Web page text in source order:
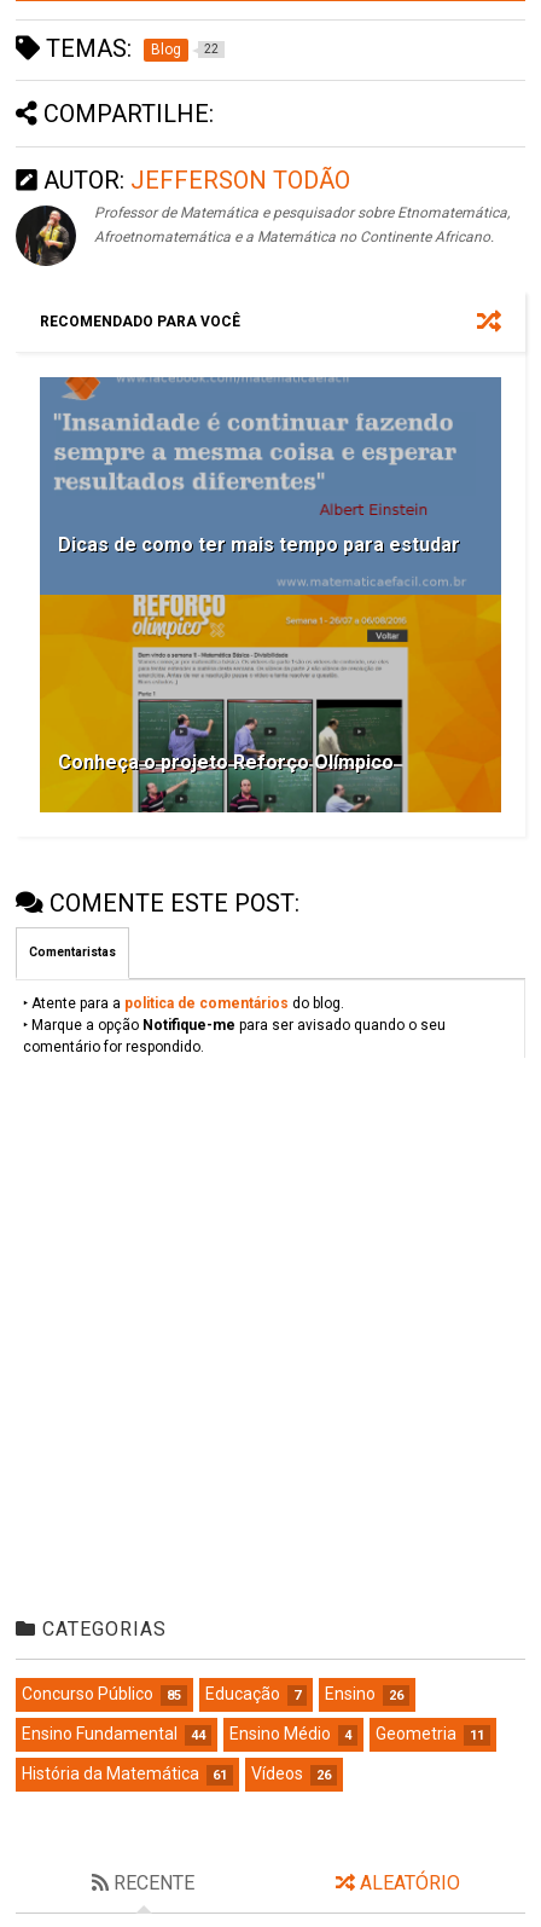
TEMAS: Blog 22
COMPARTILHE:
AUTOR: JEFFERSON TODÃO
Professor de Matemática e pesquisador sobre Etnomatemática,
Afroetnomatemática e a Matemática no Continente Africano.
RECOMENDADO PARA VOCÊ
Dicas de como ter mais tempo para estudar
Conheça o projeto Reforço Olímpico
COMENTE ESTE POST:
Comentaristas
‣ Atente para a politica de comentários do blog.
‣ Marque a opção Notifique-me para ser avisado quando o seu
comentário for respondido.
CATEGORIAS
Concurso Público 85 Educação 7 Ensino 26
Ensino Fundamental 44 Ensino Médio 4 Geometria 11
História da Matemática 61 Vídeos 26
RECENTE ALEATÓRIO